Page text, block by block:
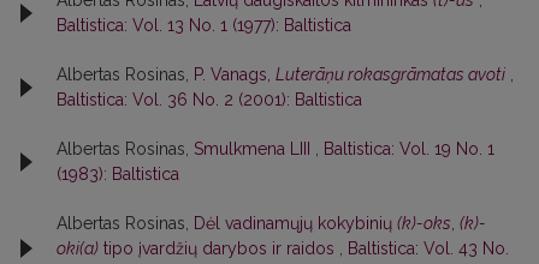
Baltistica: Vol. 13 No. 1 (1977): Baltistica
Albertas Rosinas, P. Vanags, Luterāņu rokasgrāmatas avoti
Baltistica: Vol. 36 No. 2 (2001): Baltistica
Albertas Rosinas, Smulkmena LIII
Baltistica: Vol. 19 No. 1
(1983): Baltistica
Albertas Rosinas, Dėl vadinamųjų kokybinių (k)-oks (k)-
oki(a) tipo įvardžių darybos ir raidos
Baltistica: Vol. 43 No.